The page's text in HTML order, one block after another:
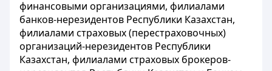
финансовыми организациями, филиалами
банков-нерезидентов Республики Казахстан,
филиалами страховых (перестраховочных)
организаций-нерезидентов Республики
Казахстан, филиалами страховых брокеров-